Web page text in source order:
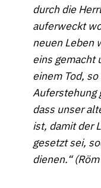
durch die
auferweckt
neuen Leben
eins gemacht
einem Tod,
Auferstehung
dass unser
ist, damit der
gesetzt sei,
dienen.“